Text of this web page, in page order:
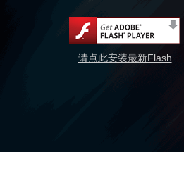
请点此安装最新Flash